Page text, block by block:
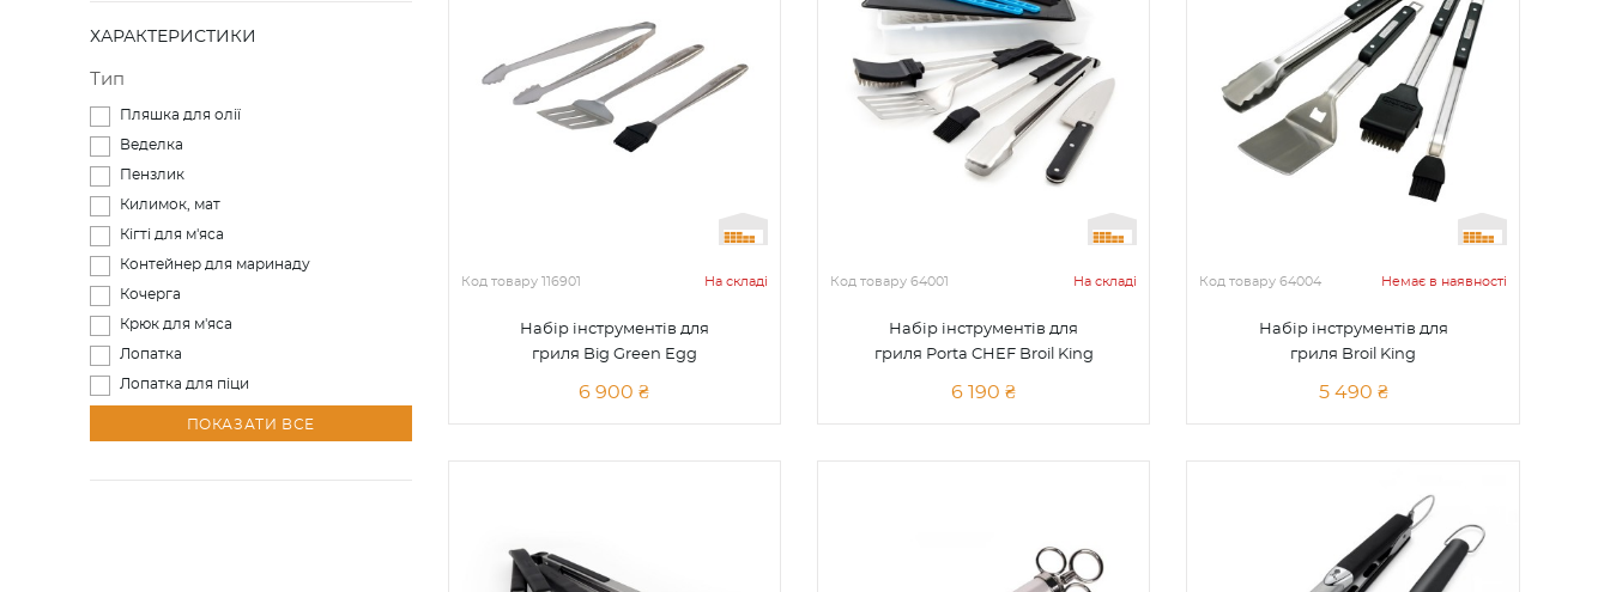
ХАРАКТЕРИСТИКИ
Тип
Пляшка для олії
Веделка
Пензлик
Килимок, мат
Кігті для м'яса
Контейнер для маринаду
Кочерга
Крюк для м'яса
Лопатка
Лопатка для піци
ПОКАЗАТИ ВСЕ
Код товару 116901 На складі
Набір інструментів для
гриля Big Green Egg
6 900 ₴
Код товару 64001 На складі
Набір інструментів для
гриля Porta CHEF Broil King
6 190 ₴
Код товару64004 Немає в наявності
Набір інструментів для
гриля Broil King
5 490 ₴